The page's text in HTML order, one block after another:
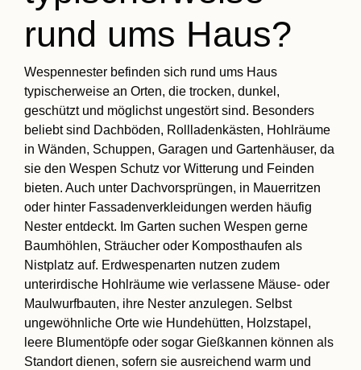
rund ums Haus?
Wespennester befinden sich rund ums Haus
typischerweise an Orten, die trocken, dunkel,
geschützt und möglichst ungestört sind. Besonders
beliebt sind Dachböden, Rollladenkästen, Hohlräume
in Wänden, Schuppen, Garagen und Gartenhäuser, da
sie den Wespen Schutz vor Witterung und Feinden
bieten. Auch unter Dachvorsprüngen, in Mauerritzen
oder hinter Fassadenverkleidungen werden häufig
Nester entdeckt. Im Garten suchen Wespen gerne
Baumhöhlen, Sträucher oder Komposthaufen als
Nistplatz auf. Erdwespenarten nutzen zudem
unterirdische Hohlräume wie verlassene Mäuse- oder
Maulwurfbauten, ihre Nester anzulegen. Selbst
ungewöhnliche Orte wie Hundehütten, Holzstapel,
leere Blumentöpfe oder sogar Gießkannen können als
Standort dienen, sofern sie ausreichend warm und